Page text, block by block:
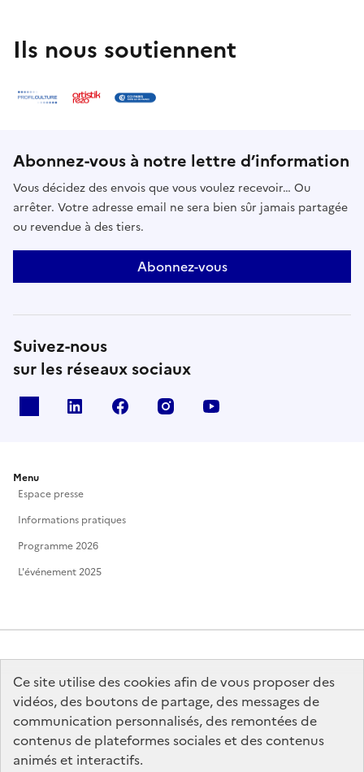
Ce site utilise des cookies afin de vous proposer des
vidéos, des boutons de partage, des messages de
communication personnalisés, des remontées de
contenus de plateformes sociales et des contenus
animés et interactifs.
Ils nous soutiennent
Abonnez-vous à notre lettre d’information
Vous décidez des envois que vous voulez recevoir… Ou
arrêter. Votre adresse email ne sera bien sûr jamais partagée
ou revendue à des tiers.
Abonnez-vous
Suivez-nous
sur les réseaux sociaux
Linkedin Facebook Instagram
Menu
Espace presse
Informations pratiques
Programme 2026
L'événement 2025
MINISTÈRE
DE LA CULTURE